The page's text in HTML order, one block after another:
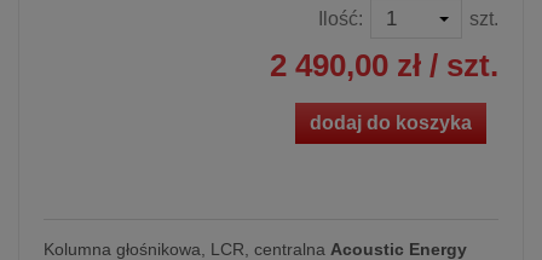
Ilość: szt.
2 490,00 zł / szt.
dodaj do koszyka
Kolumna głośnikowa, LCR, centralna Acoustic Energy